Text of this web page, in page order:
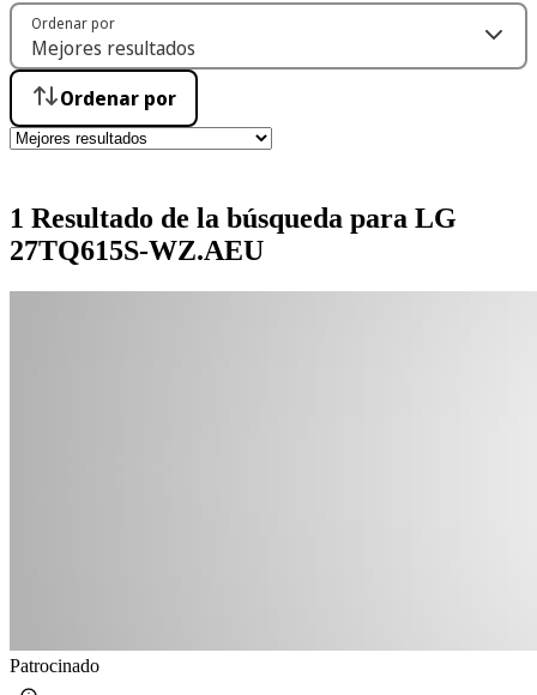
1 Resultado de la búsqueda para LG
27TQ615S-WZ.AEU
Ordenar por
Ordenar por
Patrocinado